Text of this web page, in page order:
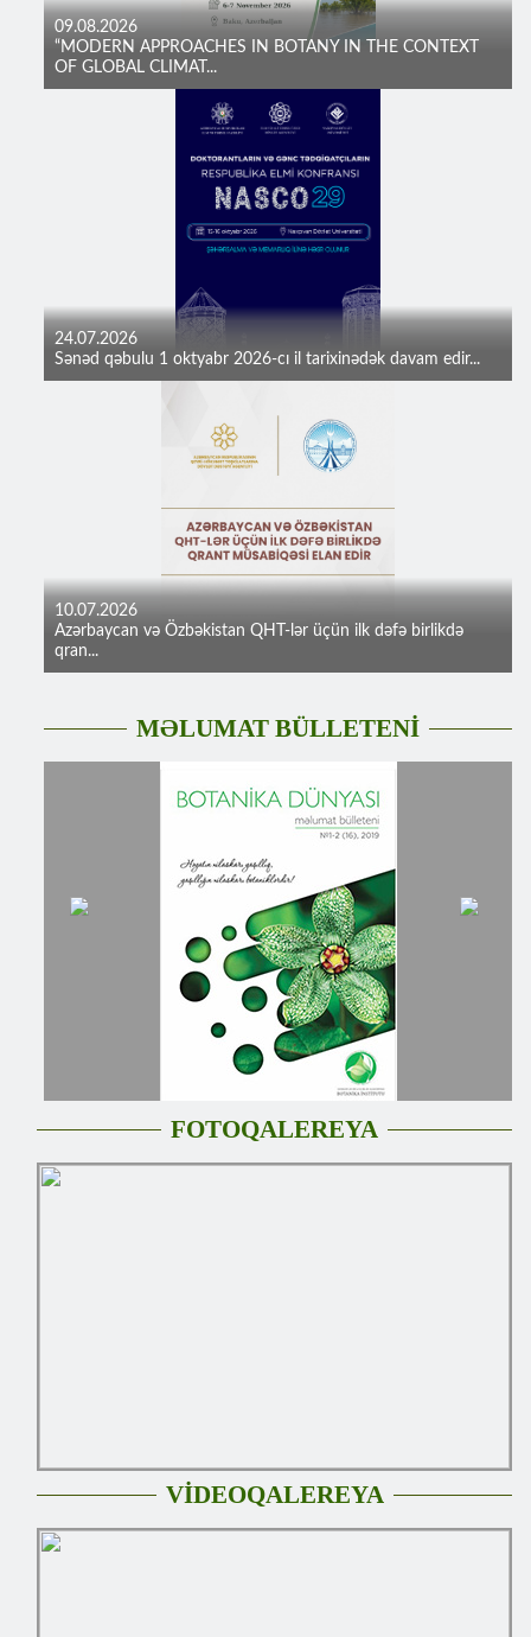
09.08.2026
“MODERN APPROACHES IN BOTANY IN THE CONTEXT
OF GLOBAL CLIMAT...
24.07.2026
Sənəd qəbulu 1 oktyabr 2026-cı il tarixinədək davam edir...
10.07.2026
Azərbaycan və Özbəkistan QHT-lər üçün ilk dəfə birlikdə
qran...
MƏLUMAT BÜLLETENİ
FOTOQALEREYA
VİDEOQALEREYA